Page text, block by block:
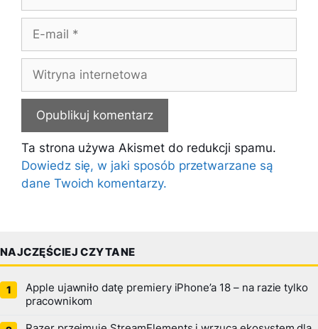
mail
internetowa
Ta strona używa Akismet do redukcji spamu.
Dowiedz się, w jaki sposób przetwarzane są
dane Twoich komentarzy.
NAJCZĘŚCIEJ CZYTANE
Apple ujawniło datę premiery iPhone’a 18 – na razie tylko
pracownikom